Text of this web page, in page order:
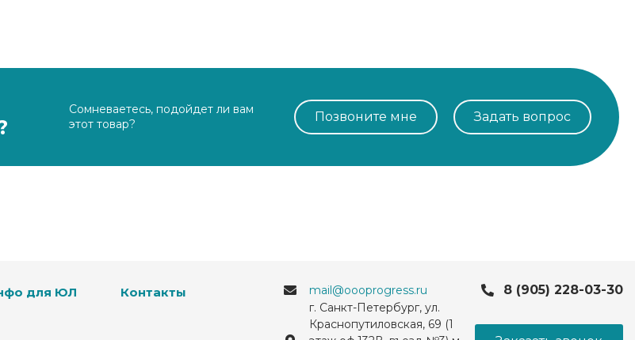
Сомневаетесь, подойдет ли вам
этот товар?
Позвоните мне Задать вопрос
для ЮЛ Контакты mail@oooprogress.ru 8 (905) 228-03-30
г. Санкт-Петербург, ул.
Краснопутиловская, 69 (1